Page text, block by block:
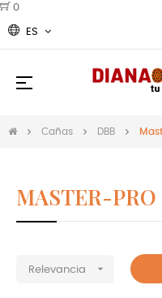
0
ES
Navegación
☰
Cañas DBB
MASTER-PRO
Relevancia 